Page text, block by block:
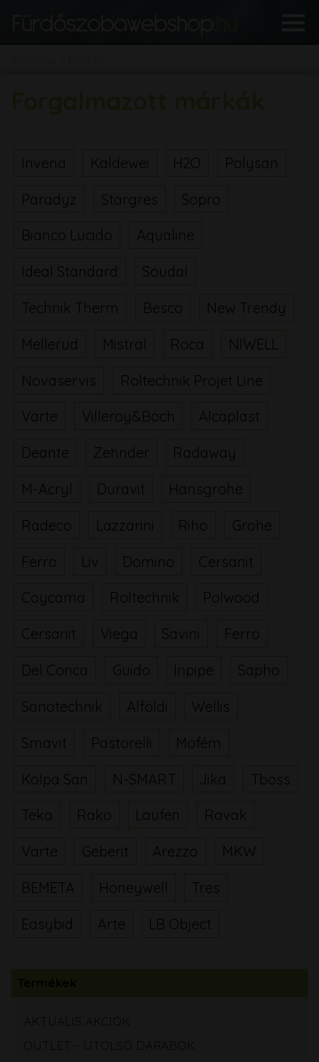
Invena Kaldewei H2O Polysan
Paradyz Stargres Sopro
Bianco Lucido Aqualine
Ideal Standard Soudal
Technik Therm Besco New Trendy
Mellerud Mistral Roca NIWELL
Novaservis Roltechnik Projet Line
Varte Villeroy&Boch Alcaplast
Deante Zehnder Radaway
M-Acryl Duravit Hansgrohe
Radeco Lazzarini Riho Grohe
Ferro Liv Domino Cersanit
Coycama Roltechnik Polwood
Cersanit Viega Savini Ferro
Del Conca Guido Inpipe Sapho
Sanotechnik Alföldi Wellis
Smavit Pastorelli Mofém
Kolpa San N-SMART Jika Tboss
Teka Rako Laufen Ravak
Varte Geberit Arezzo MKW
BEMETA Honeywell Tres
Easybid Arte LB Object
AKTUÁLIS AKCIÓK
OUTLET - UTOLSÓ DARABOK